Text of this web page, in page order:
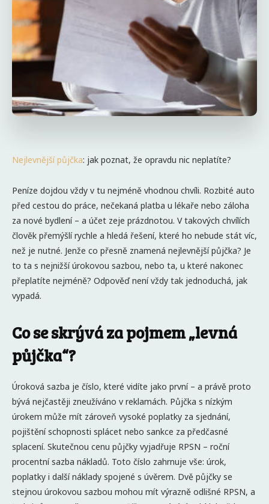
Nejlevnější půjčka: jak poznat, že opravdu nic neplatíte?
Peníze dojdou vždy v tu nejméně vhodnou chvíli. Rozbité auto
před cestou do práce, nečekaná platba u lékaře nebo záloha
za nové bydlení – a účet zeje prázdnotou. V takových chvílích
člověk přemýšlí rychle a hledá řešení, které ho nebude stát víc,
než je nutné. Jenže co přesně znamená nejlevnější půjčka? Je
to ta s nejnižší úrokovou sazbou, nebo ta, u které nakonec
přeplatíte nejméně? Odpověď není vždy tak jednoduchá, jak
vypadá.
Co se skrývá za pojmem „levná
půjčka“?
Úroková sazba je číslo, které vidíte jako první – a právě proto
bývá nejčastěji zneužíváno v reklamách. Půjčka s nízkým
úrokem může mít zároveň vysoké poplatky za sjednání,
pojištění schopnosti splácet nebo sankce za předčasné
splacení. Skutečnou cenu půjčky vyjadřuje RPSN – roční
procentní sazba nákladů. Toto číslo zahrnuje vše: úrok,
poplatky i další náklady spojené s úvěrem. Dvě půjčky se
stejnou úrokovou sazbou mohou mít výrazně odlišné RPSN, a